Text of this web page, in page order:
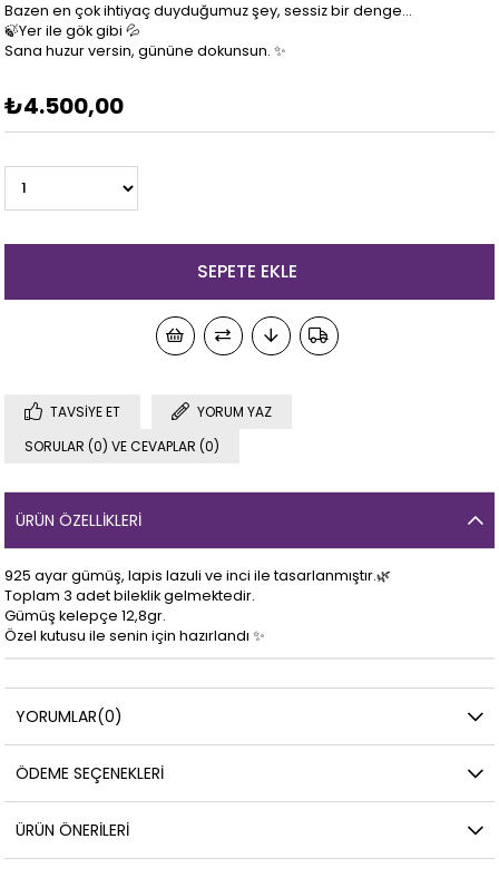
Bazen en çok ihtiyaç duyduğumuz şey, sessiz bir denge…
🍃Yer ile gök gibi 💦
Sana huzur versin, gününe dokunsun. ✨
₺4.500,00
TAVSIYE ET
YORUM YAZ
SORULAR (0) VE CEVAPLAR (0)
ÜRÜN ÖZELLIKLERI
925 ayar gümüş, lapis lazuli ve inci ile tasarlanmıştır.🌿
Toplam 3 adet bileklik gelmektedir.
Gümüş kelepçe 12,8gr.
Özel kutusu ile senin için hazırlandı ✨
YORUMLAR(0)
ÖDEME SEÇENEKLERI
ÜRÜN ÖNERILERI